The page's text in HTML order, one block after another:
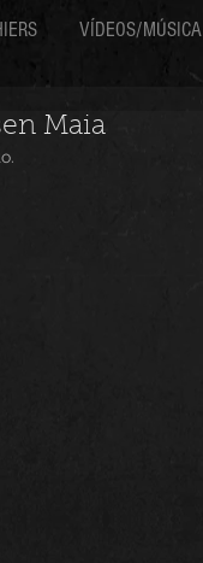
VÍDEOS/MÚSICA
Maia